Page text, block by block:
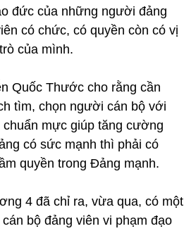
đức của những người đảng
có chức, có quyền còn có vị
của mình.
Quốc Thước cho rằng cần
tìm, chọn người cán bộ với
mực giúp tăng cường
có sức mạnh thì phải có
quyền trong Đảng mạnh.
4 đã chỉ ra, vừa qua, có một
bộ đảng viên vi phạm đạo